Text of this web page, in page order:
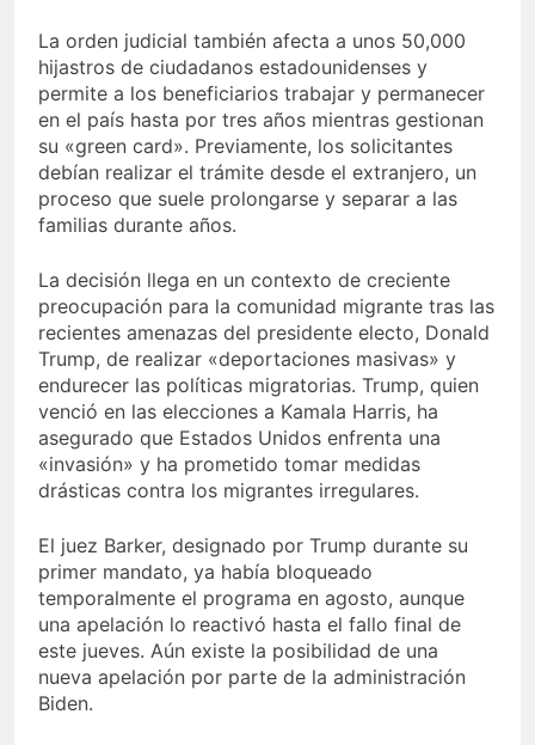
La orden judicial también afecta a unos 50,000
hijastros de ciudadanos estadounidenses y
permite a los beneficiarios trabajar y permanecer
en el país hasta por tres años mientras gestionan
su «green card». Previamente, los solicitantes
debían realizar el trámite desde el extranjero, un
proceso que suele prolongarse y separar a las
familias durante años.
La decisión llega en un contexto de creciente
preocupación para la comunidad migrante tras las
recientes amenazas del presidente electo, Donald
Trump, de realizar «deportaciones masivas» y
endurecer las políticas migratorias. Trump, quien
venció en las elecciones a Kamala Harris, ha
asegurado que Estados Unidos enfrenta una
«invasión» y ha prometido tomar medidas
drásticas contra los migrantes irregulares.
El juez Barker, designado por Trump durante su
primer mandato, ya había bloqueado
temporalmente el programa en agosto, aunque
una apelación lo reactivó hasta el fallo final de
este jueves. Aún existe la posibilidad de una
nueva apelación por parte de la administración
Biden.